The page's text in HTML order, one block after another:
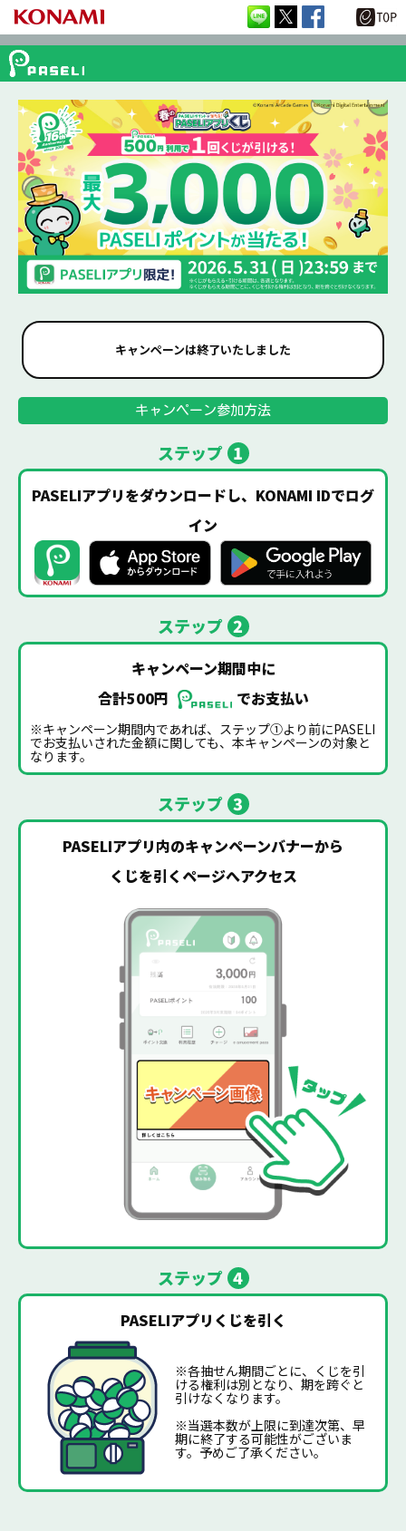
キャンペーンは終了いたしました
キャンペーン参加方法
ステップ 1
PASELIアプリをダウンロードし、KONAMI IDでログ
イン
ステップ 2
キャンペーン期間中に
合計500円
でお支払い
※キャンペーン期間内であれば、ステップ①より前にPASELI
でお支払いされた金額に関しても、本キャンペーンの対象と
なります。
ステップ 3
PASELIアプリ内のキャンペーンバナーから
くじを引くページへアクセス
ステップ 4
PASELIアプリくじを引く
※各抽せん期間ごとに、くじを引
ける権利は別となり、期を跨ぐと
引けなくなります。
※当選本数が上限に到達次第、早
期に終了する可能性がございま
す。予めご了承ください。